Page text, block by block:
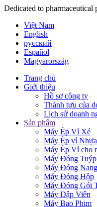
Dedicated to pharmaceutical
Việt Nam
English
русский
Español
Magyarország
Trang chủ
Giới thiệu
Hồ sơ công ty
Thành tựu của
Lịch sử doanh
Sản phẩm
Máy Ép Vỉ Xé
Máy Ép vỉ
Máy Ép Vỉ cho
Máy Đóng Tuýp
Máy Đóng Nang
Máy Đóng Hộp
Máy Đóng Gói
Máy Dập Viên
Máy Bao Phim